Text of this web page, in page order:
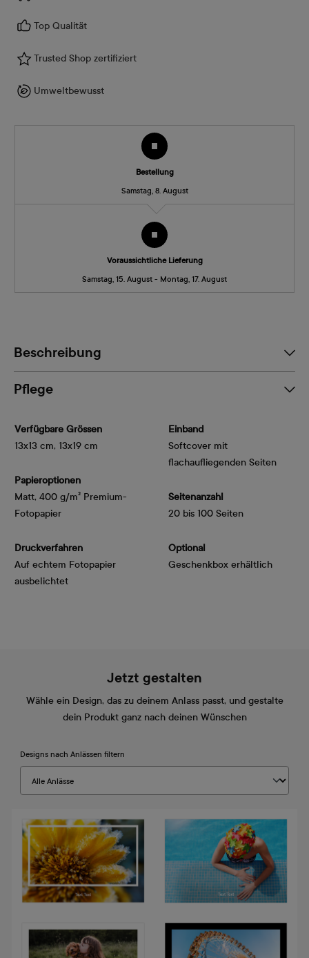
Top Qualität
Trusted Shop zertifiziert
Umweltbewusst
Bestellung
Samstag, 8. August
Voraussichtliche Lieferung
Samstag, 15. August - Montag, 17. August
Beschreibung
Pflege
Verfügbare Grössen
13x13 cm, 13x19 cm
Papieroptionen
Matt, 400 g/m² Premium-
Fotopapier
Druckverfahren
Auf echtem Fotopapier
ausbelichtet
Einband
Softcover mit
flachaufliegenden Seiten
Seitenanzahl
20 bis 100 Seiten
Optional
Geschenkbox erhältlich
Jetzt gestalten
Wähle ein Design, das zu deinem Anlass passt, und gestalte
dein Produkt ganz nach deinen Wünschen
Designs nach Anlässen filtern